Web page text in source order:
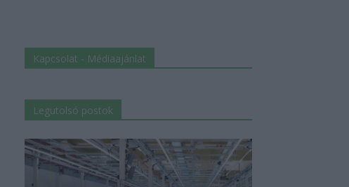
Kapcsolat - Médiaajánlat
Legutolsó postok